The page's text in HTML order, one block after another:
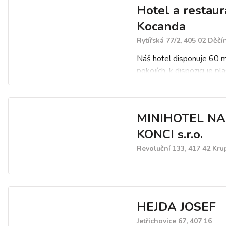
lednicí, TV, terezorem.
parkování zdarma.
Hotel má také
barem a vlastním
zařízením. Je vhodný pro
konferencí, školení a
Hotel a
Kocanda
Rytířská 77/2, 405 02
Náš hotel disponuje 60
pokojích, k dispozici je
SAT a WIFI, úschovna
multifunkční sportoviště
pořádaní konferencí,
akcí a školení pro 45
restaurace a letní terasy,
bezbariérový vstup,
MINIHOTEL NA
KONCI s.r.o.
Revoluční 133, 417 42
HEJDA JOSEF
Jetřichovice 67, 407 16